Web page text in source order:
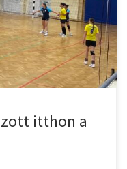
Karolina (kapusok) –
Dorka 5, Hemdi
itthon a